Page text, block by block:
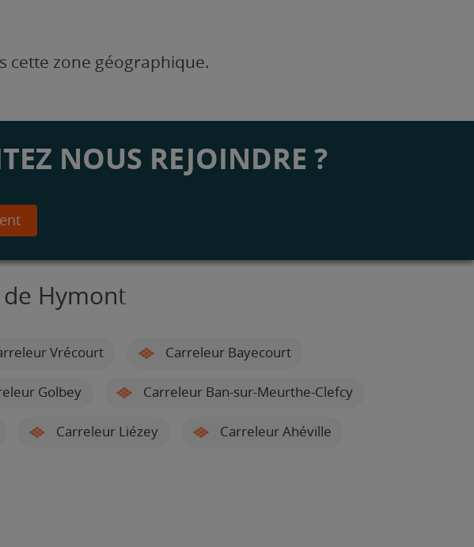
cette zone géographique.
NOUS REJOINDRE ?
Hymont
Vrécourt Carreleur Bayecourt
Golbey Carreleur Ban-sur-Meurthe-Clefcy
Carreleur Liézey Carreleur Ahéville